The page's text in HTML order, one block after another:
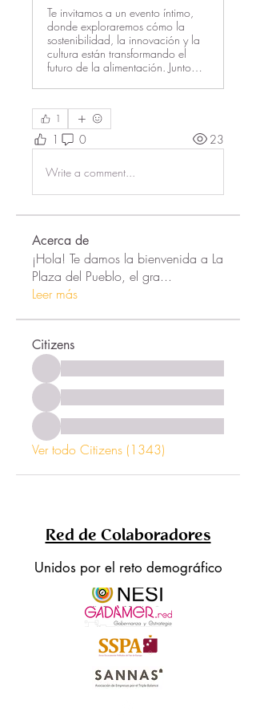
Te invitamos a un evento íntimo,
donde exploraremos cómo la
sostenibilidad, la innovación y la
cultura están transformando el
futuro de la alimentación. Junto…
1
1 0 23
Write a comment...
Acerca de
¡Hola! Te damos la bienvenida a La
Plaza del Pueblo, el gra...
Leer más
Citizens
Ver todo Citizens (1343)
Red de Colaboradores
Unidos por el reto demográfico